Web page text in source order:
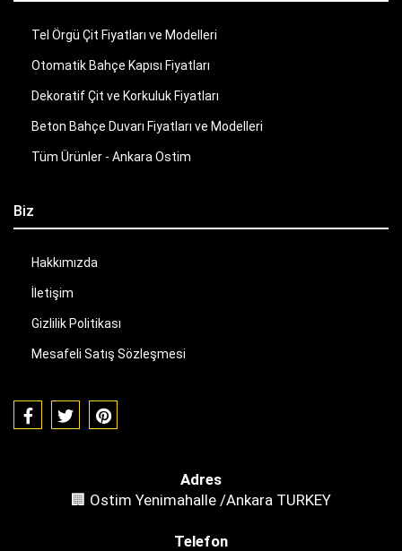
Tel Örgü Çit Fiyatları ve Modelleri
Otomatik Bahçe Kapısı Fiyatları
Dekoratif Çit ve Korkuluk Fiyatları
Beton Bahçe Duvarı Fiyatları ve Modelleri
Tüm Ürünler - Ankara Ostim
Biz
Hakkımızda
İletişim
Gizlilik Politikası
Mesafeli Satış Sözleşmesi
Adres
🏢 Ostim Yenimahalle /Ankara TURKEY
Telefon